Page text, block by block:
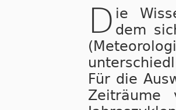
D ie
dem
Für die
Zeiträume